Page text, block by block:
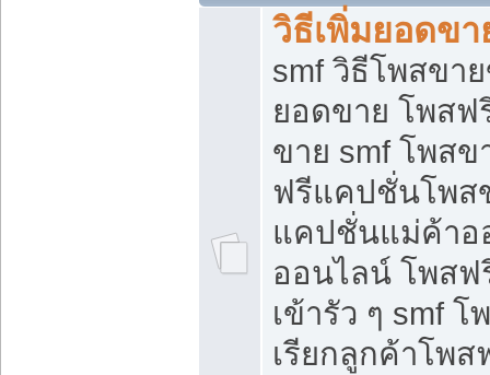
วิธีเพิ่มยอดข
smf วิธีโพสขา
ยอดขาย โพสฟ
ขาย smf โพส
ฟรีแคปชั่นโพส
แคปชั่นแม่ค้า
ออนไลน์ โพสฟ
เข้ารัว ๆ smf
เรียกลูกค้าโพส